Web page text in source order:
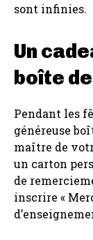
sont infinies.
Un
boîte
Pendant les
généreuse
maître de
un carton
de
inscrire «